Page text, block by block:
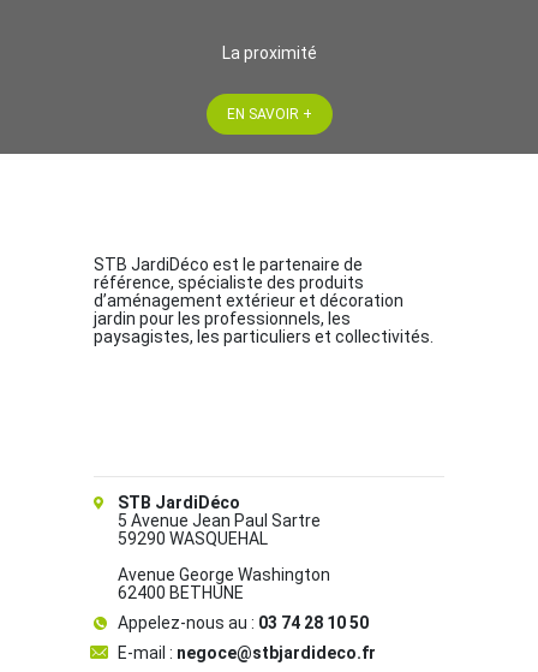
La proximité
EN SAVOIR +
STB JardiDéco est le partenaire de
référence, spécialiste des produits
d’aménagement extérieur et décoration
jardin pour les professionnels, les
paysagistes, les particuliers et collectivités.
STB JardiDéco
5 Avenue Jean Paul Sartre
59290 WASQUEHAL
Avenue George Washington
62400 BETHUNE
Appelez-nous au : 03 74 28 10 50
E-mail : negoce@stbjardideco.fr